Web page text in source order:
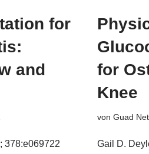
for
and
378:e069722
for
Knee
von Guad
Gail D.